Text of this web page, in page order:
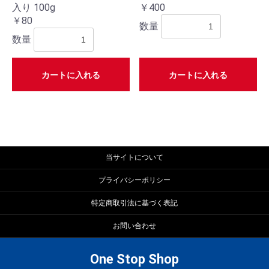
入り 100g
￥80
数量
カートに入れる
￥400
数量
カートに入れる
当サイトについて
プライバシーポリシー
特定商取引法に基づく表記
お問い合わせ
One Stop Shop